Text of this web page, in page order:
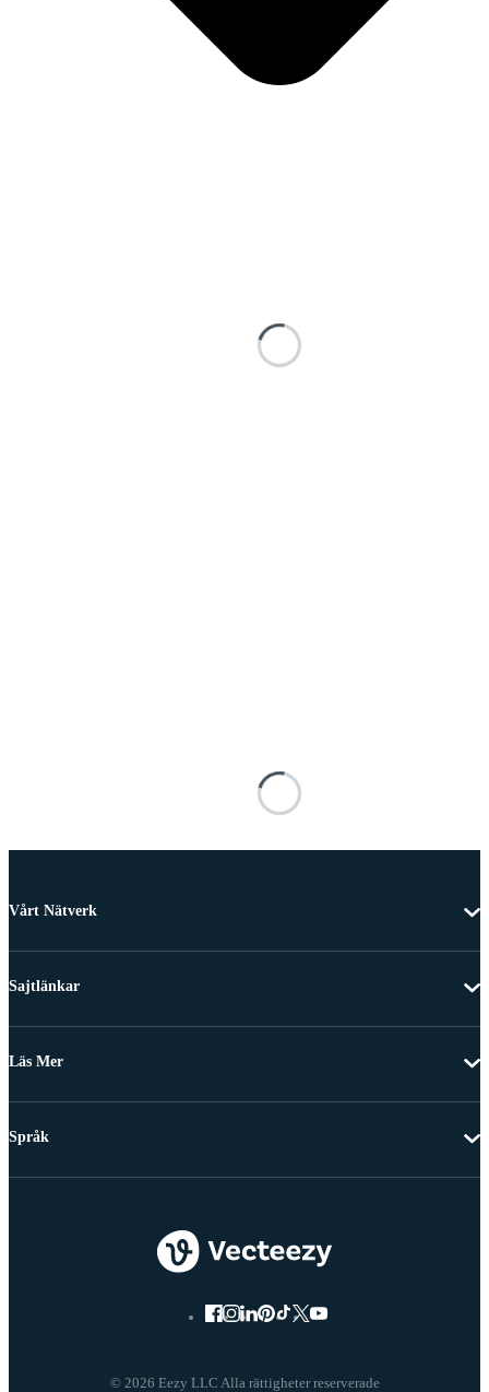
Vårt Nätverk
Sajtlänkar
Läs Mer
© 2026 Eezy LLC Alla rättigheter reserverade
Språk